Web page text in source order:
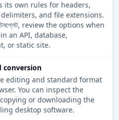
its own rules for headers,
and file extensions.
review the options when
an API, database,
or static site.
conversion
editing and standard format
You can inspect the
or downloading the
desktop software.